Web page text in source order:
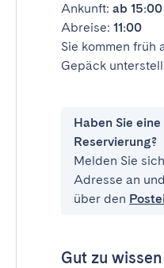
Ankunft: ab 15:00
Abreise: 11:00
Sie kommen früh
Gepäck
Haben Sie
Reservierung?
Melden Sie
Adresse an
über den
Gut zu wissen